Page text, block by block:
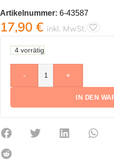
Artikelnummer: 6-43587
17,90 € inkl. MwSt.
4 vorrätig
- +
IN DEN